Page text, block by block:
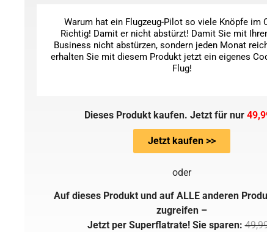
Warum hat ein Flugzeug-Pilot so viele Knöpfe im
Richtig! Damit er nicht abstürzt! Damit Sie mit
Business nicht abstürzen, sondern jeden Monat
erhalten Sie mit diesem Produkt jetzt ein eigenes
Flug!
Dieses Produkt kaufen. Jetzt für nur
Jetzt kaufen >>
oder
Auf dieses Produkt und auf ALLE anderen
zugreifen –
Jetzt per Superflatrate! Sie sparen: